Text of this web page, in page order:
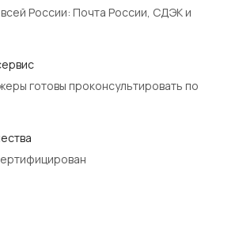
России: Почта России, СДЭК и
готовы проконсультировать по